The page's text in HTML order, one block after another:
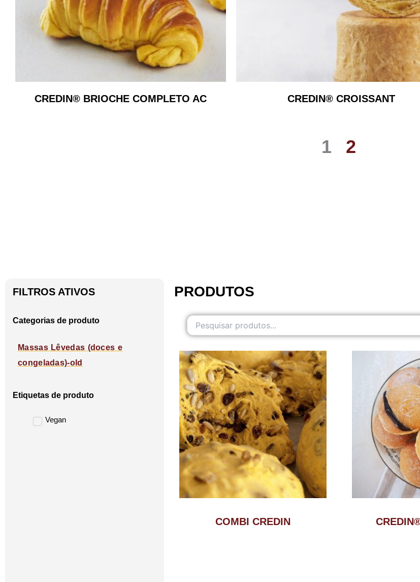
CREDIN® BRIOCHE COMPLETO AC CREDIN® CROISSANT
1 2
FILTROS ATIVOS
Categorias de produto
Massas Lêvedas (doces e
congeladas)-old
Etiquetas de produto
Vegan
PRODUTOS
COMBI CREDIN